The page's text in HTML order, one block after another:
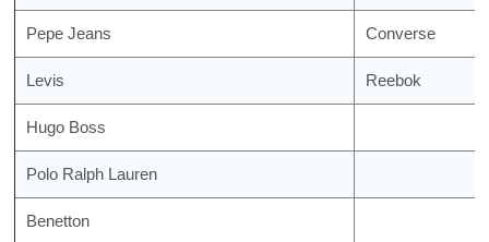
Pepe Jeans Converse
Levis Reebok
Hugo Boss
Polo Ralph Lauren
Benetton